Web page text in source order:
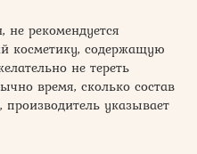
не рекомендуется
косметику, содержащую
не тереть
время, сколько состав
указывает